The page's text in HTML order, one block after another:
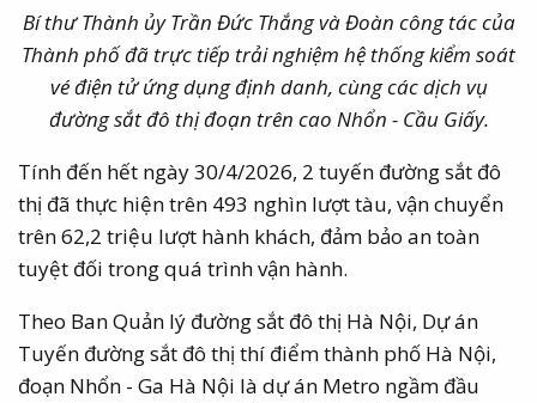
Bí thư Thành ủy Trần Đức Thắng và Đoàn công tác của
Thành phố đã trực tiếp trải nghiệm hệ thống kiểm soát
vé điện tử ứng dụng định danh, cùng các dịch vụ
đường sắt đô thị đoạn trên cao Nhổn - Cầu Giấy.
Tính đến hết ngày 30/4/2026, 2 tuyến đường sắt đô
thị đã thực hiện trên 493 nghìn lượt tàu, vận chuyển
trên 62,2 triệu lượt hành khách, đảm bảo an toàn
tuyệt đối trong quá trình vận hành.
Theo Ban Quản lý đường sắt đô thị Hà Nội, Dự án
Tuyến đường sắt đô thị thí điểm thành phố Hà Nội,
đoạn Nhổn - Ga Hà Nội là dự án Metro ngầm đầu